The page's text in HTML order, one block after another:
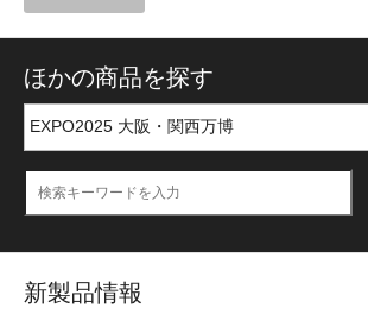
ほかの商品を探す
新製品情報